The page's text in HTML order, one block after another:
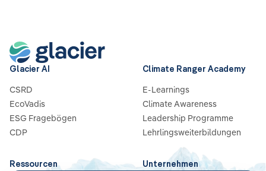
Glacier AI
CSRD
EcoVadis
ESG Fragebögen
CDP
Climate Ranger Academy
E-Learnings
Climate Awareness
Leadership Programme
Lehrlingsweiterbildungen
Ressourcen Unternehmen